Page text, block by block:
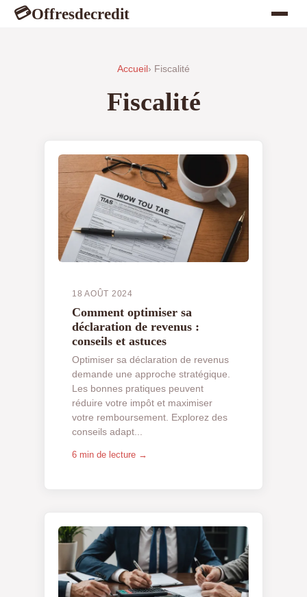
💳Offresdecredit
Accueil › Fiscalité
Fiscalité
18 AOÛT 2024
Comment optimiser sa
déclaration de revenus :
conseils et astuces
Optimiser sa déclaration de revenus
demande une approche stratégique.
Les bonnes pratiques peuvent
réduire votre impôt et maximiser
votre remboursement. Explorez des
conseils adapt...
6 min de lecture →